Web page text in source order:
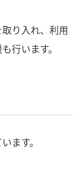
り入れ、利用
行います。
ます。